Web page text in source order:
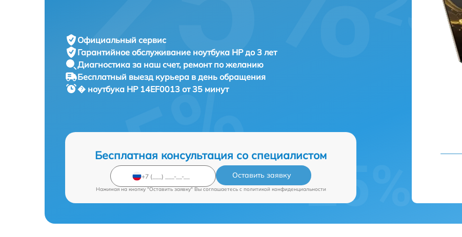
Официальный сервис
Гарантийное обслуживание ноутбука HP до 3 лет
Диагностика за наш счет, ремонт по желанию
Бесплатный выезд курьера в день обращения
� ноутбука HP 14EF0013 от 35 минут
Бесплатная консультация со специалистом
Оставить заявку
Нажимая на кнопку "Оставить заявку" Вы соглашаетесь c политикой конфиденциальности